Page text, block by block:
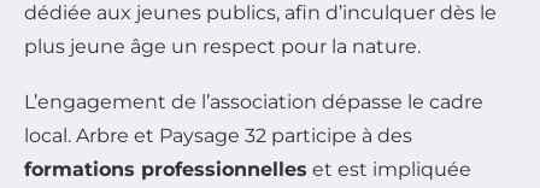
dédiée aux jeunes publics, afin d’inculquer dès le
plus jeune âge un respect pour la nature.
L’engagement de l’association dépasse le cadre
local. Arbre et Paysage 32 participe à des
formations professionnelles et est impliquée